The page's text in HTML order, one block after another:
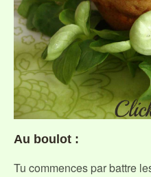
Au boulot :
Tu commences par battre